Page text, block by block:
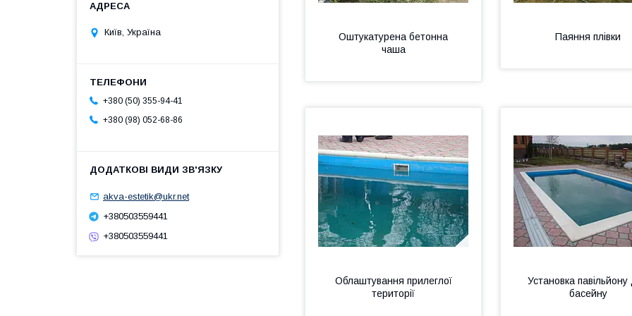
Оштукатурена бетонна
чаша
Паяння плівки
Облаштування прилеглої
території
Установка
басейну
Київ, Україна
+380 (50) 355-94-41
+380 (98) 052-68-86
akva-estetik@ukr.net
+380503559441
+380503559441